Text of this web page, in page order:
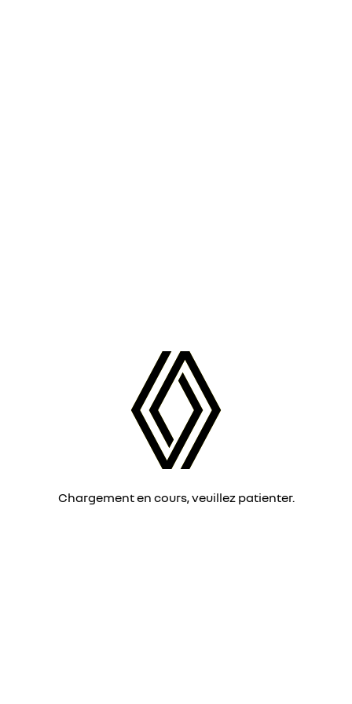
Chargement en cours, veuillez patienter.